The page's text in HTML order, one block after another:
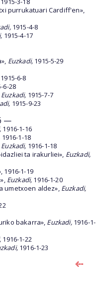
purrukatuari Cardiff'en»,
1915-4-8
1915-4-17
Euzkadi, 1915-5-29
1915-6-8
6-28
Euzkadi, 1915-7-7
1915-9-23
—
1916-1-16
1916-1-18
Euzkadi, 1916-1-18
ta irakurliei», Euzkadi,
1916-1-19
Euzkadi, 1916-1-20
umetxoen aldez», Euzkadi,
bakarra», Euzkadi, 1916-1-
1916-1-22
1916-1-23